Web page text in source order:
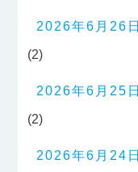
2026年6月26日
(2)
2026年6月25日
(2)
2026年6月24日